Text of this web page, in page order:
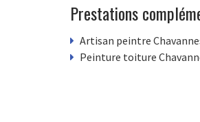
Prestations
Artisan peintre
Peinture toiture